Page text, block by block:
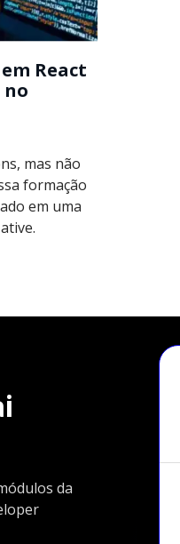
React
no
mas não
formação
em uma
da